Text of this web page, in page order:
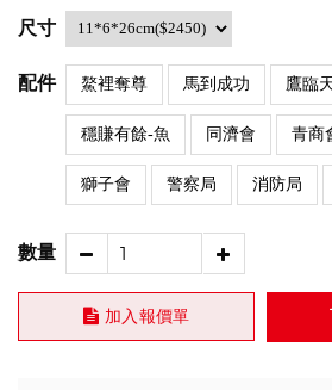
尺寸
配件 鰲裡奪尊 馬到成功 鷹臨
穩賺有餘-魚 同濟會 青商
獅子會 警察局 消防局
數量
加入報價單